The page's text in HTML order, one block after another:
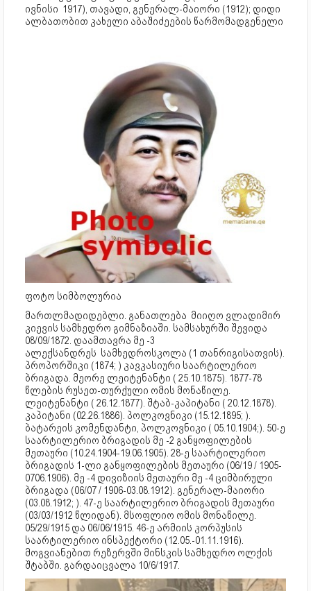
ივნისი 1917), თავადი, გენერალ-მაიორი (1912); დიდი
ალბათობით კახელი აბაშიძეების წარმომადგენელი
ფოტო სიმბოლურია
მართლმადიდებლი. განათლება მიიღო ვლადიმირ
კიევის სამხედრო გიმნაზიაში. სამსახურში შევიდა
08/09/1872. დაამთავრა მე -3
ალექსანდრეს სამხედროსკოლა (1 თანრიგისათვის).
პროპორშიკი (1874; ) კავკასიური საარტილერიო
ბრიგადა. მეორე ლეიტენანტი ( 25.10.1875). 1877-78
წლების რუსეთ-თურქული ომის მონაწილე.
ლეიტენანტი ( 26.12.1877). შტაბ-კაპიტანი ( 20.12.1878).
კაპიტანი (02.26.1886). პოლკოვნიკი (15.12.1895; ).
ბატარეის კომენდანტი, პოლკოვნიკი ( 05.10.1904;). 50-ე
საარტილერიო ბრიგადის მე -2 განყოფილების
მეთაური (10.24.1904-19.06.1905). 28-ე საარტილერიო
ბრიგადის 1-ლი განყოფილების მეთაური (06/19 / 1905-
0706.1906). მე -4 დივიზიის მეთაური მე -4 ციმბირული
ბრიგადა (06/07 / 1906-03.08.1912). გენერალ-მაიორი
(03.08.1912; ). 47-ე საარტილერიო ბრიგადის მეთაური
(03/03/1912 წლიდან). მსოფლიო ომის მონაწილე.
05/29/1915 და 06/06/1915. 46-ე არმიის კორპუსის
საარტილერიო ინსპექტორი (12.05.-01.11.1916).
მოგვიანებით რეზერვში მინსკის სამხედრო ოლქის
შტაბში. გარდაიცვალა 10/6/1917.